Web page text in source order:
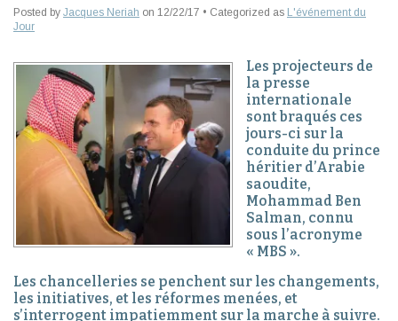
Posted by Jacques Neriah on 12/22/17 • Categorized as L'événement du
Jour
Les projecteurs de
la presse
internationale
sont braqués ces
jours-ci sur la
conduite du prince
héritier d’Arabie
saoudite,
Mohammad Ben
Salman, connu
sous l’acronyme
« MBS ».
Les chancelleries se penchent sur les changements,
les initiatives, et les réformes menées, et
s’interrogent impatiemment sur la marche à suivre.